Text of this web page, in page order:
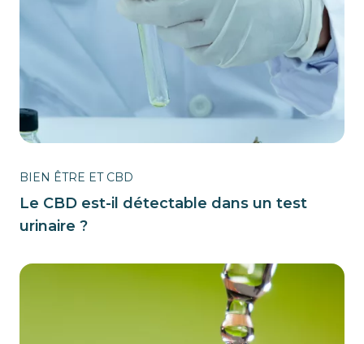
BIEN ÊTRE ET CBD
Le CBD est-il détectable dans un test
urinaire ?